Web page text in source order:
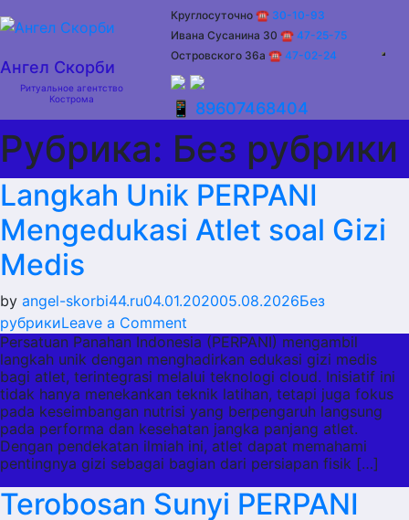
to
Ангел Скорби
Ритуальное агентство
Кострома
Круглосуточно ☎ 30-10-93
Ивана Сусанина 30 ☎ 47-25-75
Островского 36а ☎ 47-02-24
📱 89607468404
Рубрика: Без рубрики
Langkah Unik PERPANI
Mengedukasi Atlet soal Gizi
Medis
by angel-skorbi44.ru04.01.202005.08.2026Без
рубрикиLeave a Comment
Langkah
Unik
PERPANI
Mengedukasi
Atlet
soal
Gizi
Medis
Persatuan Panahan Indonesia (PERPANI) mengambil
langkah unik dengan menghadirkan edukasi gizi medis
bagi atlet, terintegrasi melalui teknologi cloud. Inisiatif ini
tidak hanya menekankan teknik latihan, tetapi juga fokus
pada keseimbangan nutrisi yang berpengaruh langsung
pada performa dan kesehatan jangka panjang atlet.
Dengan pendekatan ilmiah ini, atlet dapat memahami
pentingnya gizi sebagai bagian dari persiapan fisik […]
Terobosan Sunyi PERPANI